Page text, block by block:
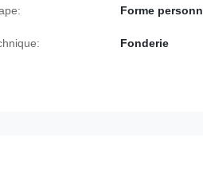
Forme
Fonderie